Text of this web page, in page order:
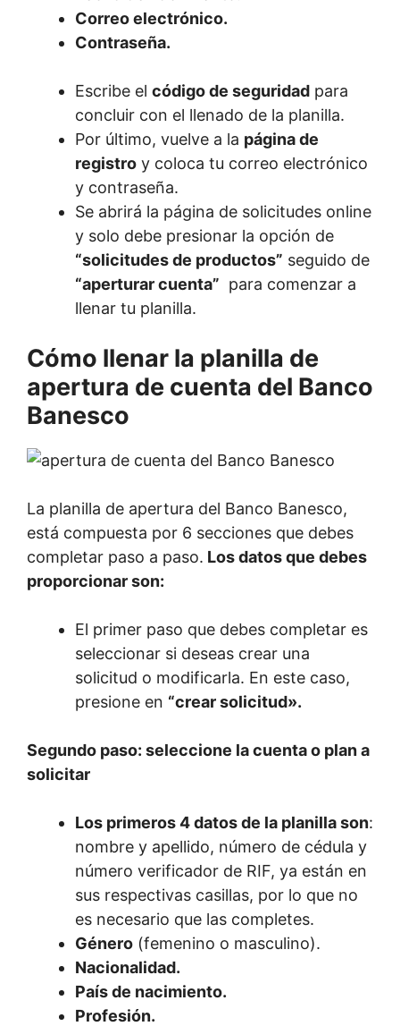
Correo electrónico.
Contraseña.
Escribe el código de seguridad para
concluir con el llenado de la planilla.
Por último, vuelve a la página de
registro y coloca tu correo electrónico
y contraseña.
Se abrirá la página de solicitudes online
y solo debe presionar la opción de
“solicitudes de productos” seguido de
“aperturar cuenta” para comenzar a
llenar tu planilla.
Cómo llenar la planilla de
apertura de cuenta del Banco
Banesco
La planilla de apertura del Banco Banesco,
está compuesta por 6 secciones que debes
completar paso a paso. Los datos que debes
proporcionar son:
El primer paso que debes completar es
seleccionar si deseas crear una
solicitud o modificarla. En este caso,
presione en “crear solicitud».
Segundo paso: seleccione la cuenta o plan a
solicitar
Los primeros 4 datos de la planilla son:
nombre y apellido, número de cédula y
número verificador de RIF, ya están en
sus respectivas casillas, por lo que no
es necesario que las completes.
Género (femenino o masculino).
Nacionalidad.
País de nacimiento.
Profesión.